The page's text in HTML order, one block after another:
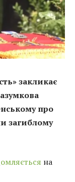
закликає
про
загиблому
на